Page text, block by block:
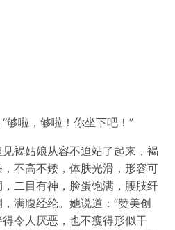
够啦，够啦！你坐下吧！”
褐姑娘从容不迫站了起来，褐
不高不矮，体肤光滑，形容可
二目有神，脸蛋饱满，腰肢纤
满腹经纶。她说道：“赞美创
令人厌恶，也不瘦得形似干